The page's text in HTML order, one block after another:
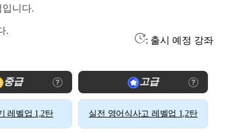
니다.
.
: 출시 예정 강좌
중급 고급
레벨업 1,2탄 실전 영어식사고 레벨업 1,2탄